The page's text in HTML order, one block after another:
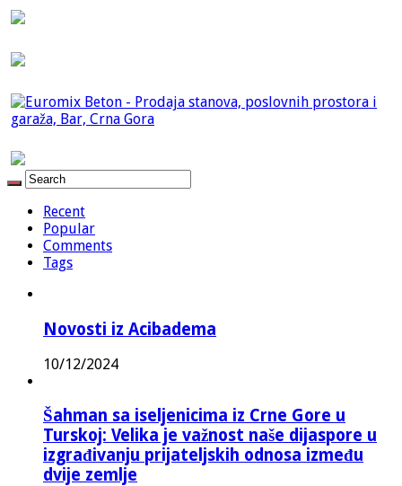
Recent
Popular
Comments
Tags
Novosti iz Acibadema
10/12/2024
Šahman sa iseljenicima iz Crne Gore u
Turskoj: Velika je važnost naše dijaspore u
izgrađivanju prijateljskih odnosa između
dvije zemlje